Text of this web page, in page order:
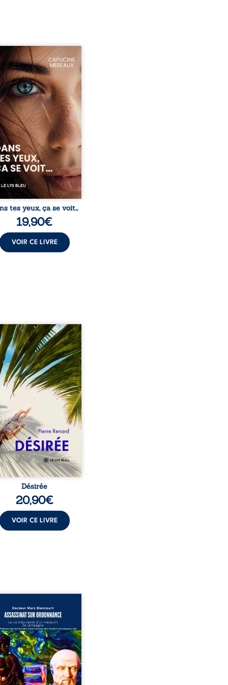
ans, Violette peine à
sa place dans la
Entre timidité,
et peur du
elle avance avec le
d’être différente,
comprendre pleinement
l’habite. Sa rencontre
Louise bouleverse ses
et fait naître en elle
émotions longtemps
Des années plus
alors qu’elle s’apprête à ...
tes yeux, ça se voit…
19,90€
VOIR CE LIVRE
Pierre, jeune retraité,
qu’il est devenu une
femme métissée de
ans. À peine a-t-il
à apprivoiser ce
corps qu’Ange surgit
sa vie et fait vaciller
ses certitudes. Entre
est immédiate,
jusqu’à ce qu’un
familial fasse planer
: et s’ils étaient
demi-frère et ...
Désirée
20,90€
VOIR CE LIVRE
sur ordonnance –
trépidante d’un médecin
est la réédition
et actualisée du
du Docteur Marc
ancien médecin de
qui revient sur son
médical, syndical et
Depuis septembre
il raconte le long combat